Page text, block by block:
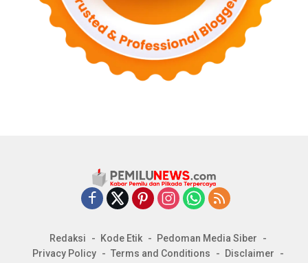
Redaksi Kode Etik
Pedoman Media Siber
Privacy Policy
Terms and Conditions
Disclaimer